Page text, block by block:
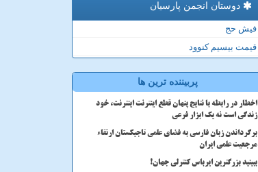
دوستان انجمن پارسیان
فیش حج
قیمت بیسیم کنوود
پربیننده ترین ها
اخطار در رابطه با نتایج پنهان قطع اینترنت اینترنت، خود
زندگی است نه یک ابزار فرعی
برگرداندن زبان فارسی به فضای علمی تاجیکستان ارتقاء
مرجعیت علمی ایران
ببینید بزرگترین ایرباس کنترلی جهان!